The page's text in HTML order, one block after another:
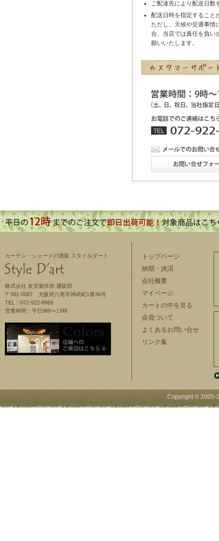
ご配達先により配送日数
配送日時を指定すること
ただし、天候や交通事情
合、当店では責任を負い
願いいたします。
カーテン・シェードの通販 スタイルダート
株式会社 友安製作所 通販部
〒581-0067 大阪府八尾市神武町1番36号
TEL：072-922-8869
営業時間：平日9時〜17時
トップページ
納期・決済
会社概要
マイページ
カートの中を見る
会員ついて
よくあるお問い合せ
リンク集
Copyright © 2005-